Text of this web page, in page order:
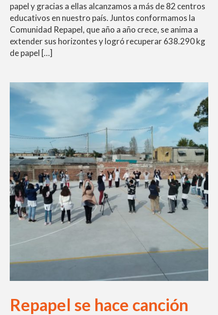
papel y gracias a ellas alcanzamos a más de 82 centros
educativos en nuestro país. Juntos conformamos la
Comunidad Repapel, que año a año crece, se anima a
extender sus horizontes y logró recuperar 638.290 kg
de papel […]
Repapel se hace canción